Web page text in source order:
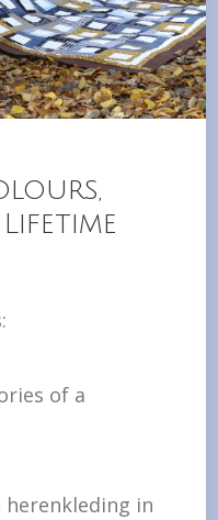
of a
herenkleding in